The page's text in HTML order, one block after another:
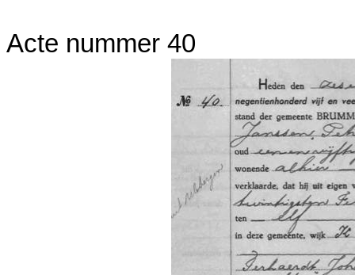
Acte nummer 40